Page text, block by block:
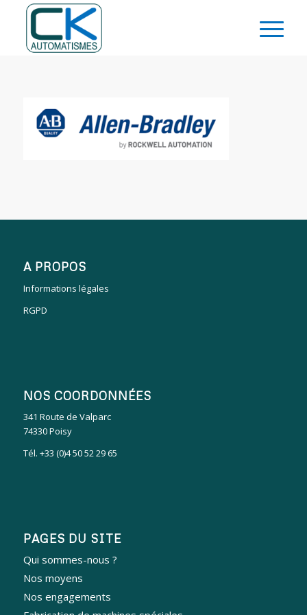
A PROPOS
Informations légales
RGPD
NOS COORDONNÉES
341 Route de Valparc
74330 Poisy
Tél. +33 (0)4 50 52 29 65
PAGES DU SITE
Qui sommes-nous ?
Nos moyens
Nos engagements